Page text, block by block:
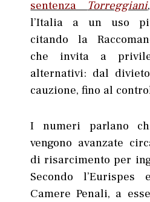
sentenza Torreggiani
l’Italia a un uso
citando la
che invita a
alternativi: dal
cauzione, fino al
I numeri parlano
vengono avanzate
di risarcimento per
Secondo l’Eurispes
Camere Penali, a